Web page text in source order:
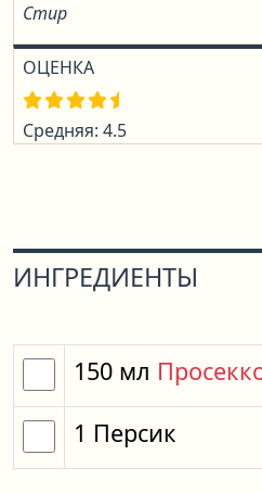
Стир
ОЦЕНКА
Средняя: 4.5
ИНГРЕДИЕНТЫ
150 мл
1 Персик